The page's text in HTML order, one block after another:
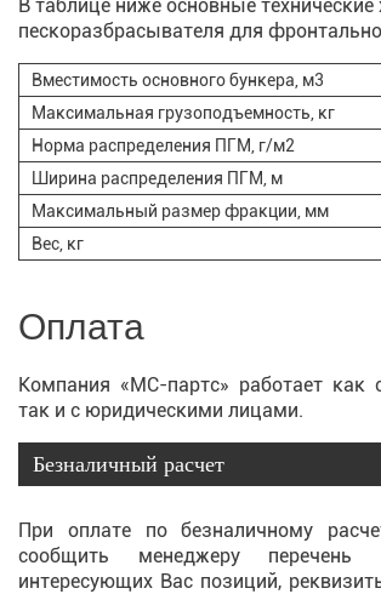
В таблице ниже основные технические
пескоразбрасывателя для
Вместимость основного бункера, м3
Максимальная грузоподъемность, кг
Норма распределения ПГМ, г/м2
Ширина распределения ПГМ, м
Максимальный размер фракции, мм
Вес, кг
Оплата
Компания «МС-партс» работает как
так и с юридическими лицами.
Безналичный расчет
При оплате по безналичному
сообщить менеджеру перечень
интересующих Вас позиций,